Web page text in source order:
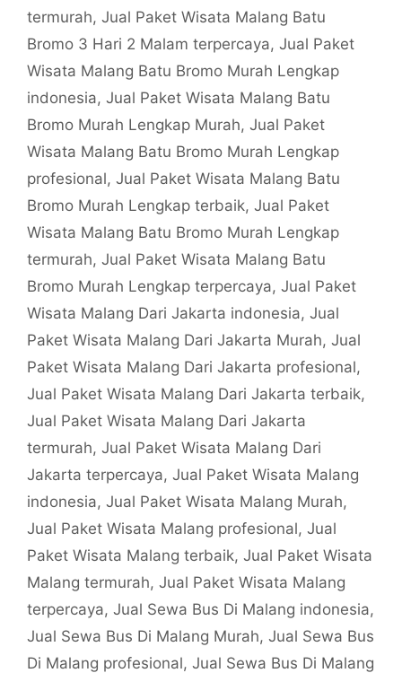
termurah, Jual Paket Wisata Malang Batu
Bromo 3 Hari 2 Malam terpercaya, Jual Paket
Wisata Malang Batu Bromo Murah Lengkap
indonesia, Jual Paket Wisata Malang Batu
Bromo Murah Lengkap Murah, Jual Paket
Wisata Malang Batu Bromo Murah Lengkap
profesional, Jual Paket Wisata Malang Batu
Bromo Murah Lengkap terbaik, Jual Paket
Wisata Malang Batu Bromo Murah Lengkap
termurah, Jual Paket Wisata Malang Batu
Bromo Murah Lengkap terpercaya, Jual Paket
Wisata Malang Dari Jakarta indonesia, Jual
Paket Wisata Malang Dari Jakarta Murah, Jual
Paket Wisata Malang Dari Jakarta profesional,
Jual Paket Wisata Malang Dari Jakarta terbaik,
Jual Paket Wisata Malang Dari Jakarta
termurah, Jual Paket Wisata Malang Dari
Jakarta terpercaya, Jual Paket Wisata Malang
indonesia, Jual Paket Wisata Malang Murah,
Jual Paket Wisata Malang profesional, Jual
Paket Wisata Malang terbaik, Jual Paket Wisata
Malang termurah, Jual Paket Wisata Malang
terpercaya, Jual Sewa Bus Di Malang indonesia,
Jual Sewa Bus Di Malang Murah, Jual Sewa Bus
Di Malang profesional, Jual Sewa Bus Di Malang